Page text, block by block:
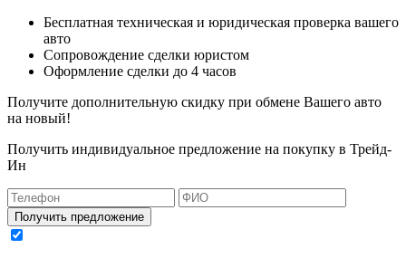
Бесплатная техническая и юридическая проверка вашего
авто
Сопровождение сделки юристом
Оформление сделки до 4 часов
Получите дополнительную скидку при обмене Вашего авто
на новый!
Получить индивидуальное предложение на покупку в Трейд-
Ин
Получить предложение